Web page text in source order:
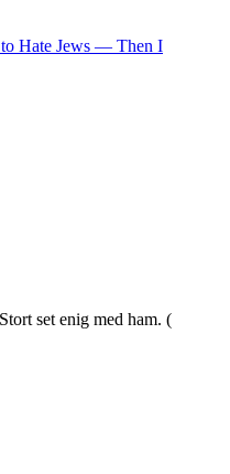
to Hate Jews — Then I
set enig med ham. (